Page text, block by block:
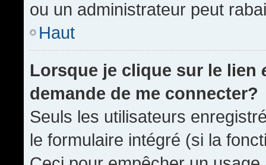
ou un administrateur peut
Haut
Lorsque je clique sur le lien
demande de me connecter?
Seuls les utilisateurs
le formulaire intégré (si la